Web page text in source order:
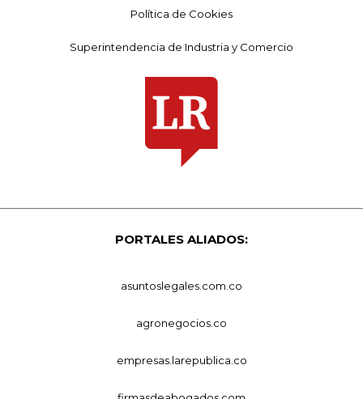
Política de Cookies
Superintendencia de Industria y Comercio
PORTALES ALIADOS:
asuntoslegales.com.co
agronegocios.co
empresas.larepublica.co